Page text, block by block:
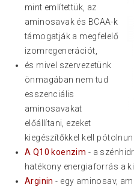
mint említettük, az
aminosavak és BCAA-k
támogatják a megfelelő
izomregenerációt,
és mivel szervezetünk
önmagában nem tud
esszenciális
aminosavakat
előállítani, ezeket
kiegészítőkkel kell
A Q10 koenzim - a
hatékony energiaforrás a
Arginin - egy aminosav,